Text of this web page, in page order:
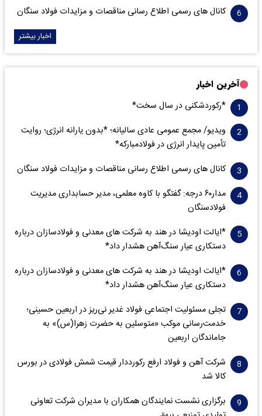
کانال های رسمی اطلاع رسانی مناقصات و مزایدات فولاد سنگان
اخبار بیشتر
آخرین اخبار
*رکوردشکنی در سال سخت*
ویدیو/ مجمع عمومی عادی سالیانه؛ *بدون یارانه انرژی؛ روایت
تأمین پایدار انرژی در فولادمبارکه*
کانال های رسمی اطلاع رسانی مناقصات و مزایدات فولاد سنگان
مدار‌۶٠ درجه: گفتگو با کاوه معلمی، مدیر حسابداری مدیریت
فولادسنگان
*ایالت اودیشا در هند به شرکت های معدنی و فولادسازان درباره
دستکاری عیار سنگ‌آهن هشدار داد*
*ایالت اودیشا در هند به شرکت های معدنی و فولادسازان درباره
دستکاری عیار سنگ‌آهن هشدار داد*
تجلی مسئولیت اجتماعی فولاد غدیر نی‌ریز در اربعین حسینی؛
خدمت‌رسانی موکب «متوسلین به حضرت زهرا(س)» به
جاماندگان اربعین
شرکت آهن و فولاد ارفع رکورددار قیمت شمش فولادی در بورس
کالا شد
برگزاری نشست نمایندگان همکاران با مدیران شرکت تعاونی